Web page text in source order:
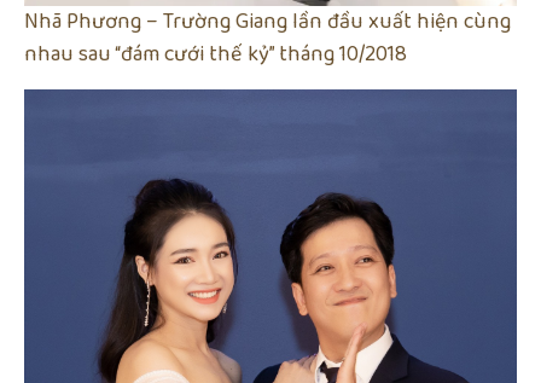
Nhã Phương – Trường Giang lần đầu xuất hiện cùng
nhau sau “đám cưới thế kỷ” tháng 10/2018